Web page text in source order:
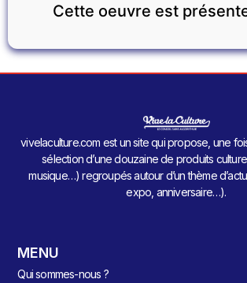
Cette oeuvre est
vivelaculture.com est un site qui propose, une
sélection d’une douzaine de produits
musique…) regroupés autour d’un thème
expo, anniversaire…).
MENU
Qui sommes-nous ?